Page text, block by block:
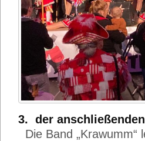
3. der
Die Band